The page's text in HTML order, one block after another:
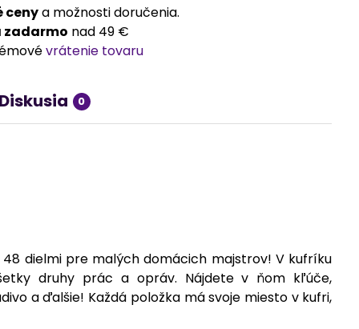
cenya možnosti doručenia.
zadarmo nad 49 €
vrátenie tovaru
Diskusia 0
dielmi pre malých domácich majstrov! V kufríku
druhy prác a opráv. Nájdete v ňom kľúče,
a ďalšie! Každá položka má svoje miesto v kufri,